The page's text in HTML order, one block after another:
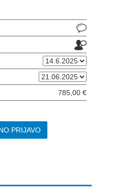
785,00 €
PRIJAVO